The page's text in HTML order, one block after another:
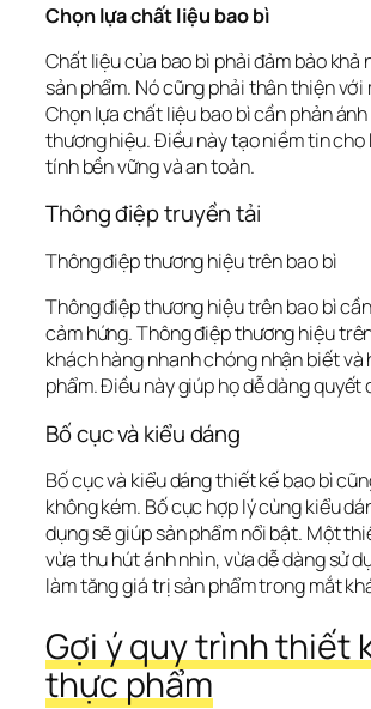
Chọn lựa chất liệu bao bì
Chất liệu của bao bì phải đảm bảo khả
Chọn lựa chất liệu bao bì cần phản
thương hiệu. Điều này tạo niềm tin cho
tính bền vững và an toàn.
Thông điệp truyền tải
Thông điệp thương hiệu trên bao bì
Thông điệp thương hiệu trên bao bì
cảm hứng. Thông điệp thương hiệu
khách hàng nhanh chóng nhận biết và
phẩm. Điều này giúp họ dễ dàng quyết
Bố cục và kiểu dáng
Bố cục và kiểu dáng thiết kế bao bì
không kém. Bố cục hợp lý cùng kiểu
dụng sẽ giúp sản phẩm nổi bật. Một
vừa thu hút ánh nhìn, vừa dễ dàng sử
làm tăng giá trị sản phẩm trong mắt
Gợi ý quy trình thiết
thực phẩm